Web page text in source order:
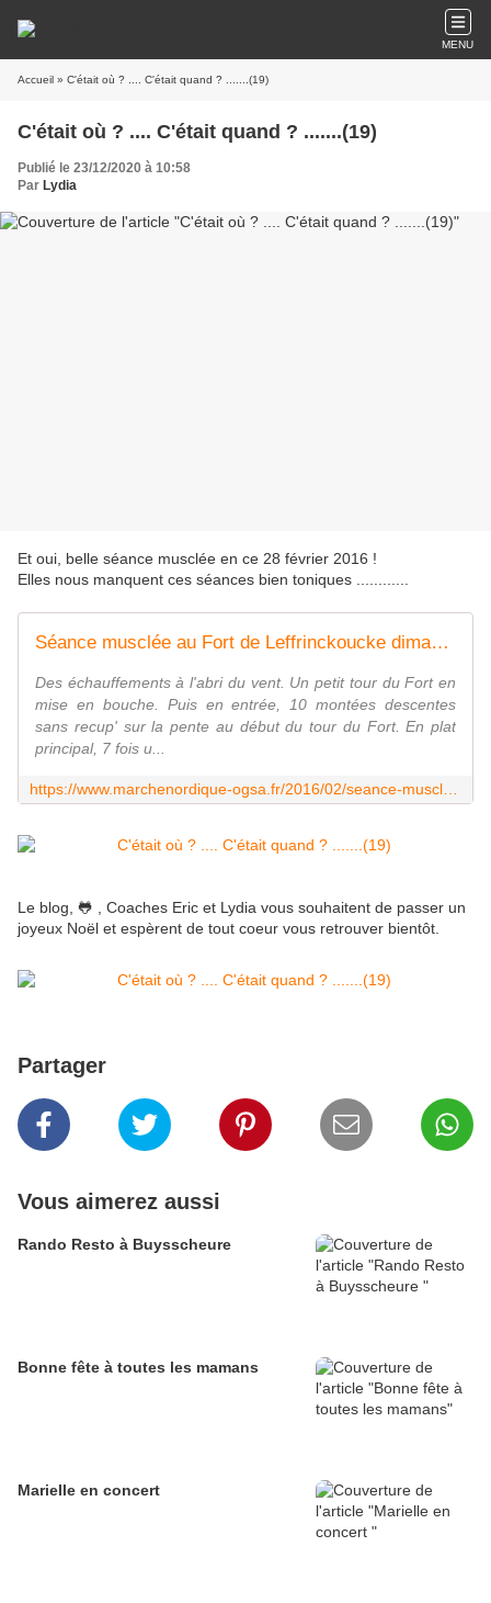
MENU
Accueil » C'était où ? .... C'était quand ? .......(19)
C'était où ? .... C'était quand ? .......(19)
Publié le 23/12/2020 à 10:58
Par Lydia
Et oui, belle séance musclée en ce 28 février 2016 !
Elles nous manquent ces séances bien toniques ............
Séance musclée au Fort de Leffrinckoucke dimanche 28 fevrier - Marche Nordique O.G.S. Athlétisme
Des échauffements à l'abri du vent. Un petit tour du Fort en
mise en bouche. Puis en entrée, 10 montées descentes
sans recup' sur la pente au début du tour du Fort. En plat
principal, 7 fois u...
Le blog, 🐸 , Coaches Eric et Lydia vous souhaitent de passer un
joyeux Noël et espèrent de tout coeur vous retrouver bientôt.
Partager
Vous aimerez aussi
Rando Resto à Buysscheure
Bonne fête à toutes les mamans
Marielle en concert